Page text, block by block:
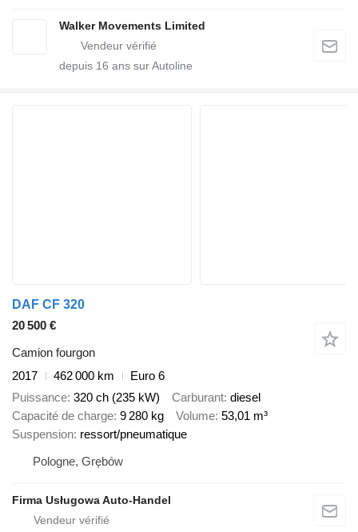
Walker Movements Limited
depuis 16 ans sur Autoline
DAF CF 320
20 500 €
Camion fourgon
2017
462 000 km
Euro 6
Puissance 320 ch (235 kW) Carburant diesel
Capacité de charge 9 280 kg Volume 53,01 m³
Suspension ressort/pneumatique
Pologne, Grębów
Firma Usługowa Auto-Handel